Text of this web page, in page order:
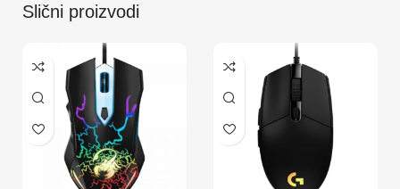
Slični proizvodi